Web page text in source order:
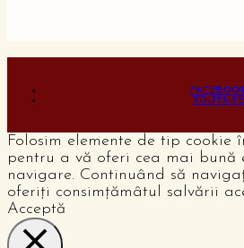
YOUTUBE
Folosim elemente de tip cookie
pentru a vă oferi cea mai bună
navigare. Continuând să
oferiți consimțămâtul salvării
Acceptă